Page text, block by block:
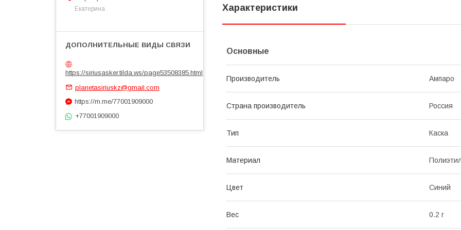
Характеристики
Основные
Производитель Ампаро
Страна производитель Россия
Тип Каска
Материал
Цвет Синий
Вес 0.2 г
Екатерина
https://siriusasker.tilda.ws/page53508385.html
planetasiriuskz@gmail.com
https://m.me/77001909000
+77001909000